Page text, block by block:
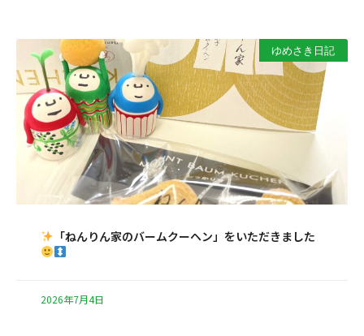
ゆめさき日記
「ねんりん家のバームクーヘン」をいただきました
2026年7月4日